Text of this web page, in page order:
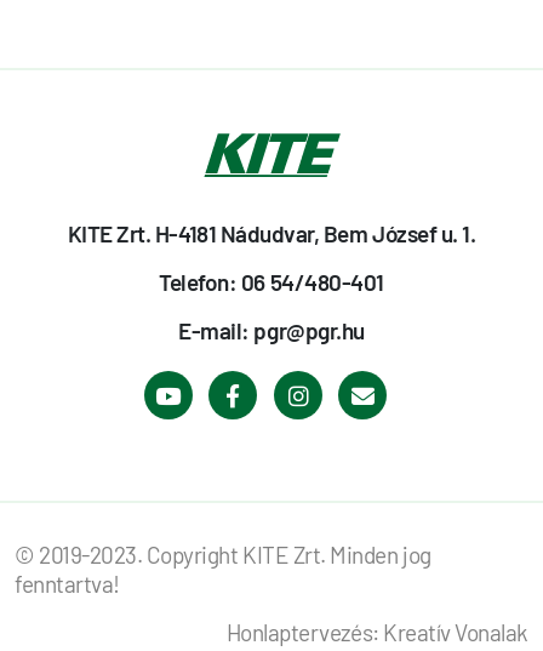
KITE Zrt. H-4181 Nádudvar, Bem József u. 1.
Telefon: 06 54/480-401
E-mail: pgr@pgr.hu
© 2019-2023. Copyright KITE Zrt. Minden jog
fenntartva!
Honlaptervezés: Kreatív Vonalak